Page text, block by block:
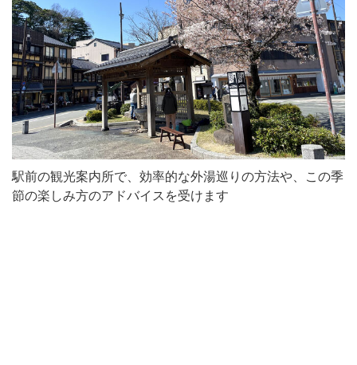
駅前の観光案内所で、効率的な外湯巡りの方法や、この季
節の楽しみ方のアドバイスを受けます